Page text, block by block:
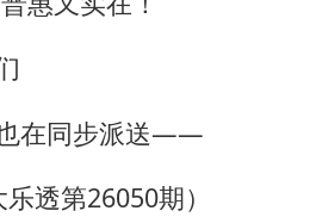
在同步派送——
透第26050期）